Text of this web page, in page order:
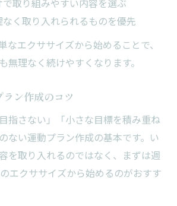
く取り入れられるものを優先
なエクササイズから始めることで、
無理なく続けやすくなります。
ン作成のコツ
指さない」「小さな目標を積み重ね
ない運動プラン作成の基本です。い
を取り入れるのではなく、まずは週
エクササイズから始めるのがおすす